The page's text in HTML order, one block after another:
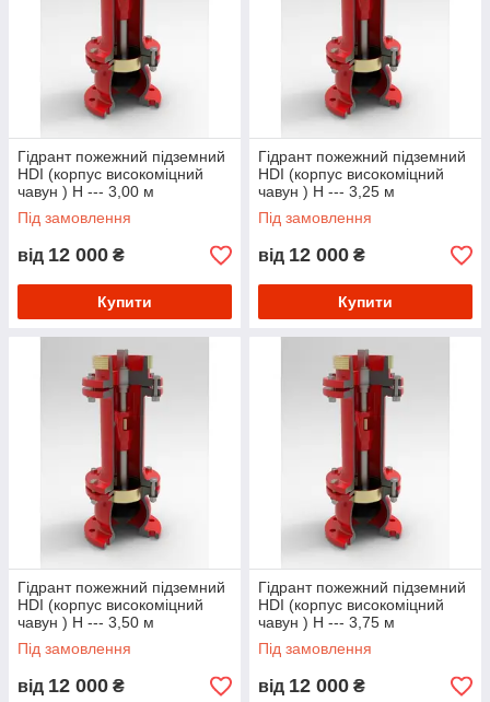
Гідрант пожежний підземний
HDI (корпус високоміцний
чавун ) Н --- 3,00 м
Під замовлення
від 12 000 ₴
Купити
Гідрант пожежний підземний
HDI (корпус високоміцний
чавун ) Н --- 3,25 м
Під замовлення
від 12 000 ₴
Купити
Гідрант пожежний підземний
HDI (корпус високоміцний
чавун ) Н --- 3,50 м
Під замовлення
від 12 000 ₴
Гідрант пожежний підземний
HDI (корпус високоміцний
чавун ) Н --- 3,75 м
Під замовлення
від 12 000 ₴